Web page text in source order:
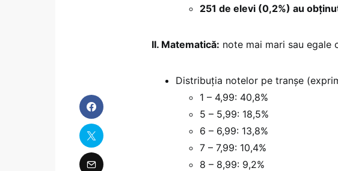
251 de elevi (0,2%) au
II. Matematică: note mai mari sau egale
Distribuția notelor pe tranșe
1 – 4,99: 40,8%
5 – 5,99: 18,5%
6 – 6,99: 13,8%
7 – 7,99: 10,4%
8 – 8,99: 9,2%